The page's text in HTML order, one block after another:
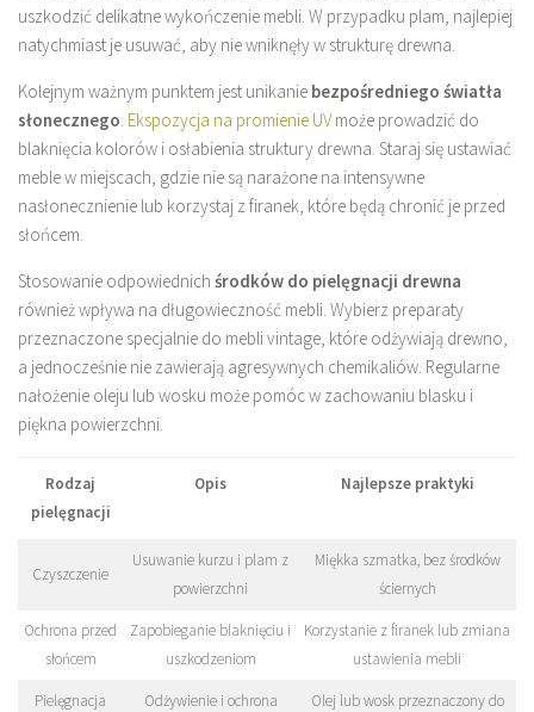
uszkodzić delikatne wykończenie mebli. W przypadku plam, najlepiej
natychmiast je usuwać, aby nie wniknęły w strukturę drewna.
Kolejnym ważnym punktem jest unikanie bezpośredniego światła
słonecznego. Ekspozycja na promienie UVmoże prowadzić do
blaknięcia kolorów i osłabienia struktury drewna. Staraj się ustawiać
meble w miejscach, gdzie nie są narażone na intensywne
nasłonecznienie lub korzystaj z firanek, które będą chronić je przed
słońcem.
Stosowanie odpowiednich środków do pielęgnacji drewna
również wpływa na długowieczność mebli. Wybierz preparaty
przeznaczone specjalnie do mebli vintage, które odżywiają drewno,
a jednocześnie nie zawierają agresywnych chemikaliów. Regularne
nałożenie oleju lub wosku może pomóc w zachowaniu blasku i
piękna powierzchni.
Rodzaj
pielęgnacji
Opis Najlepsze praktyki
Czyszczenie
Usuwanie kurzu i plam z
powierzchni
Miękka szmatka, bez środków
ściernych
Ochrona przed
słońcem
Zapobieganie blaknięciu i
uszkodzeniom
Korzystanie z firanek lub zmiana
ustawienia mebli
Pielęgnacja
Odżywienie i ochrona
Olej lub wosk przeznaczony do